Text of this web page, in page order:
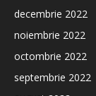
decembrie 2022
noiembrie 2022
octombrie 2022
septembrie 2022